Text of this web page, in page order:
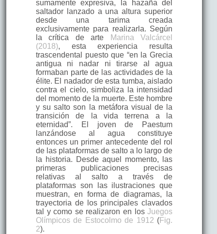
sumamente expresiva, la hazaña del
saltador lanzado a una altura superior
desde una tarima creada
exclusivamente para realizarla. Según
la crítica de arte
Marina Valcárcel
(2018), esta experiencia resulta
trascendental puesto que “en la Grecia
antigua ni nadar ni tirarse al agua
formaban parte de las actividades de la
élite. El nadador de esta tumba, aislado
contra el cielo, simboliza la intensidad
del momento de la muerte. Este hombre
y su salto son la metáfora visual de la
transición de la vida terrena a la
eternidad”. El joven de Paestum
lanzándose al agua constituye
entonces un primer antecedente del rol
de las plataformas de salto a lo largo de
la historia. Desde aquel momento, las
primeras publicaciones precisas
relativas al salto a través de
plataformas son las ilustraciones que
muestran, en forma de diagramas, la
trayectoria de los principales clavados
tal y como se realizaron en losJuegos
Olímpicos de Estocolmo de 1912 (Fig.
2).